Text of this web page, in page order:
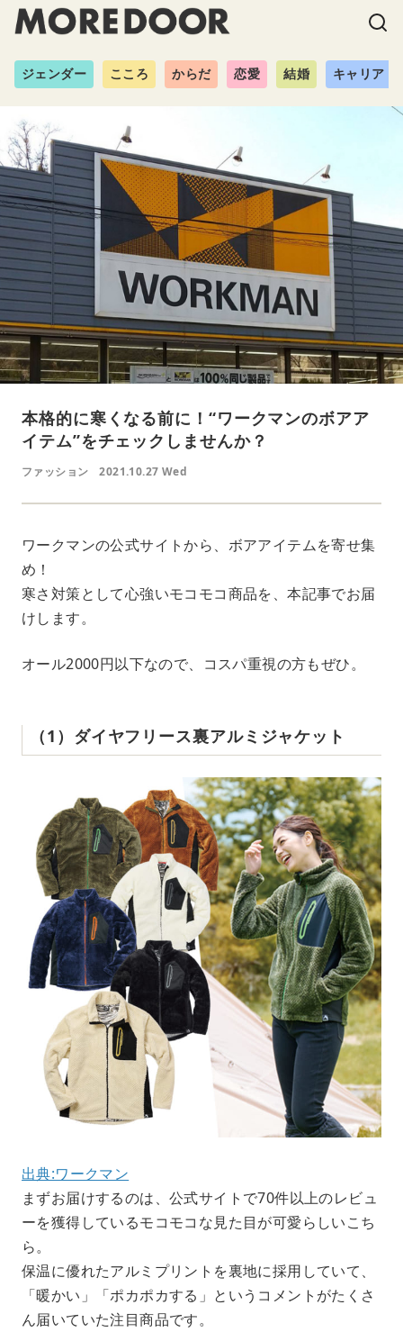
ジェンダー こころ からだ 恋愛 結婚 キャリア
本格的に寒くなる前に！“ワークマンのボアア
イテム”をチェックしませんか？
ファッション 2021.10.27 Wed
ワークマンの公式サイトから、ボアアイテムを寄せ集
め！
寒さ対策として心強いモコモコ商品を、本記事でお届
けします。
オール2000円以下なので、コスパ重視の方もぜひ。
（1）ダイヤフリース裏アルミジャケット
出典:ワークマン
まずお届けするのは、公式サイトで70件以上のレビュ
ーを獲得しているモコモコな見た目が可愛らしいこち
ら。
保温に優れたアルミプリントを裏地に採用していて、
「暖かい」「ポカポカする」というコメントがたくさ
ん届いていた注目商品です。